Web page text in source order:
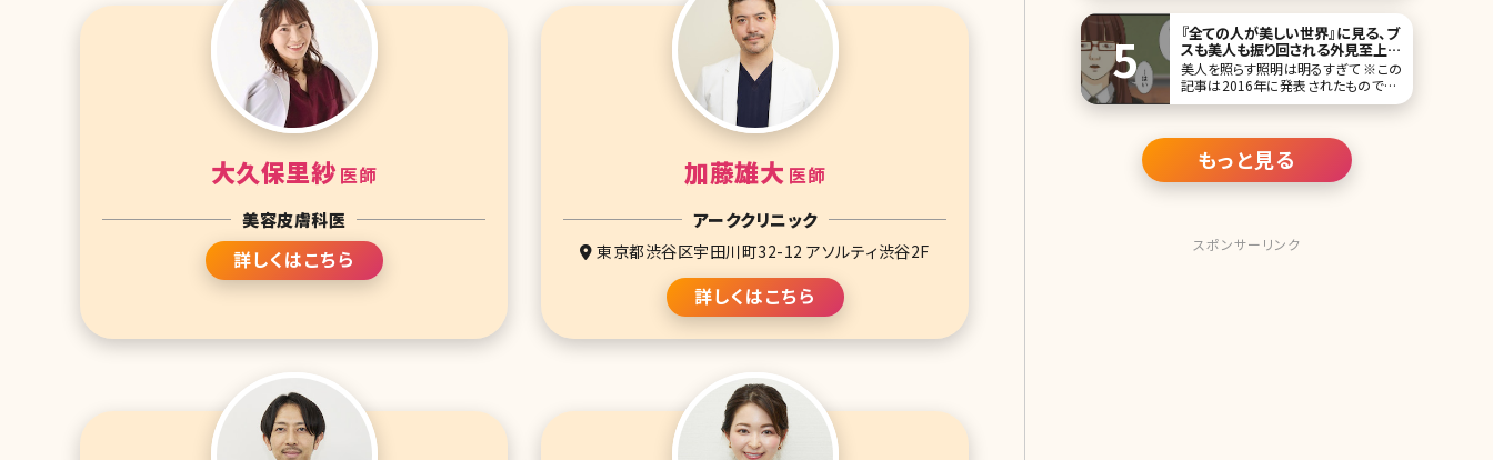
大久保里紗 医師
美容皮膚科医
詳しくはこちら
加藤雄大 医師
アーククリニック
東京都渋谷区宇田川町32-12 アソルティ渋谷2F
詳しくはこちら
術でもあります。これか
『全ての人が美しい世界』に見る、ブ
スも美人も振り回される外見至上主
義の根深さ／北条かや
美人を照らす照明は明るすぎて ※この
記事は2016年に発表されたものです。
「私はいつも主人公私を照らす照明は
い場所のことは知らなかった」――無料漫
画サイト、comicoで連載中の『全ての
人が美しい
もっと見る
スポンサーリンク